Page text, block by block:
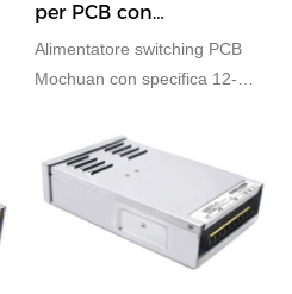
per PCB con
alimentatori PCB da 12
W, 24 W e 65 W
Alimentatore switching PCB
Mochuan con specifica 12-